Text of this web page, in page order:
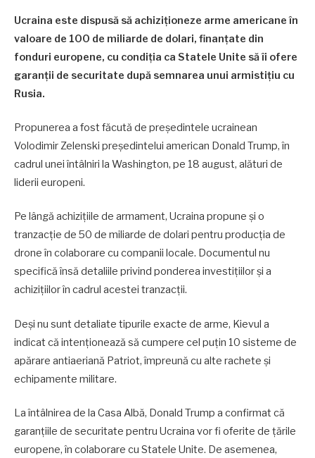
Ucraina este dispusă să achiziționeze arme americane în
valoare de 100 de miliarde de dolari, finanțate din
fonduri europene, cu condiția ca Statele Unite să îi ofere
garanții de securitate după semnarea unui armistițiu cu
Rusia.
Propunerea a fost făcută de președintele ucrainean
Volodimir Zelenski președintelui american Donald Trump, în
cadrul unei întâlniri la Washington, pe 18 august, alături de
liderii europeni.
Pe lângă achizițiile de armament, Ucraina propune și o
tranzacție de 50 de miliarde de dolari pentru producția de
drone în colaborare cu companii locale. Documentul nu
specifică însă detaliile privind ponderea investițiilor și a
achizițiilor în cadrul acestei tranzacții.
Deși nu sunt detaliate tipurile exacte de arme, Kievul a
indicat că intenționează să cumpere cel puțin 10 sisteme de
apărare antiaeriană Patriot, împreună cu alte rachete și
echipamente militare.
La întâlnirea de la Casa Albă, Donald Trump a confirmat că
garanțiile de securitate pentru Ucraina vor fi oferite de țările
europene, în colaborare cu Statele Unite. De asemenea,